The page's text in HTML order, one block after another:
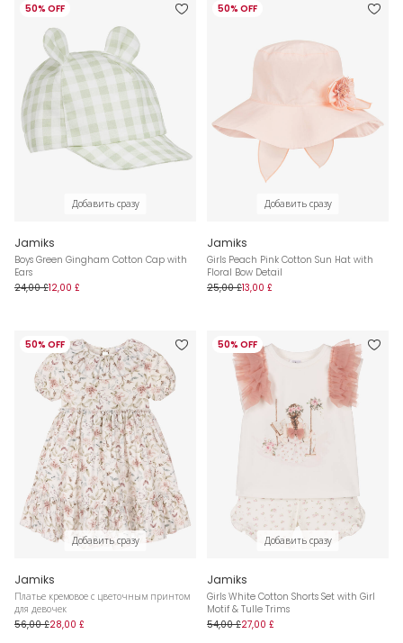
50% OFF
Добавить сразу
Jamiks
Boys Green Gingham Cotton Cap with
Ears
24,00 £12,00 £
50% OFF
Добавить сразу
Jamiks
Girls Peach Pink Cotton Sun Hat with
Floral Bow Detail
25,00 £13,00 £
50% OFF
Добавить сразу
Jamiks
Платье кремовое с цветочным принтом
для девочек
56,00 £28,00 £
50% OFF
Добавить сразу
Jamiks
Girls White Cotton Shorts Set with Girl
Motif & Tulle Trims
54,00 £27,00 £